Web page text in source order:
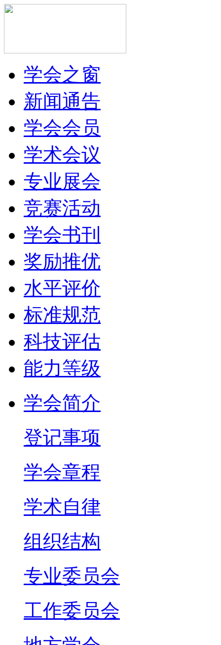
学会之窗
新闻通告
学会会员
学术会议
专业展会
竞赛活动
学会书刊
奖励推优
水平评价
标准规范
科技评估
能力等级
学会简介
登记事项
学会章程
学术自律
组织结构
专业委员会
工作委员会